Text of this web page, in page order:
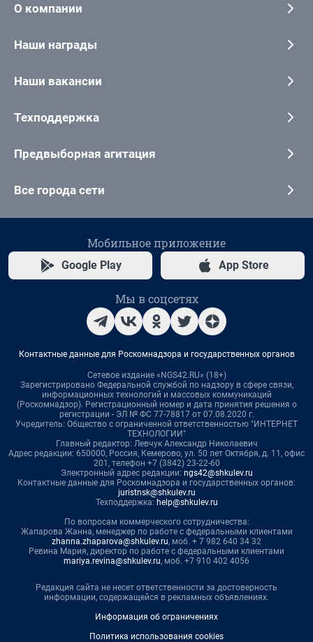
О компании
Наши награды
Наши вакансии
Техподдержка
Предвыборная агитация
Все города сети
Мобильное приложение
Google Play App Store
Мы в соцсетях
Контактные данные для Роскомнадзора и государственных органов
Сетевое издание «NGS42.RU» (18+)
Зарегистрировано Федеральной службой по надзору в сфере связи,
информационных технологий и массовых коммуникаций
(Роскомнадзор). Регистрационный номер и дата принятия решения о
регистрации - ЭЛ № ФС 77-78817 от 07.08.2020 г.
Учредитель: Общество с ограниченной ответственностью "ИНТЕРНЕТ
ТЕХНОЛОГИИ"
Главный редактор: Левчук Александр Николаевич
Адрес редакции: 650000, Россия, Кемерово, ул. 50 лет Октября, д. 11, офис
201, телефон +7 (3842) 23-22-60
Электронный адрес редакции: ngs42@shkulev.ru
Контактные данные для Роскомнадзора и государственных органов:
juristnsk@shkulev.ru
Техподдержка: help@shkulev.ru
По вопросам коммерческого сотрудничества:
Жапарова Жанна, менеджер по работе с федеральными клиентами
zhanna.zhaparova@shkulev.ru, моб. + 7 982 640 34 32
Ревина Мария, директор по работе с федеральными клиентами
mariya.revina@shkulev.ru, моб. +7 910 402 4056
Редакция сайта не несет ответственности за достоверность
информации, содержащейся в рекламных объявлениях.
Информация об ограничениях
Политика использования cookies